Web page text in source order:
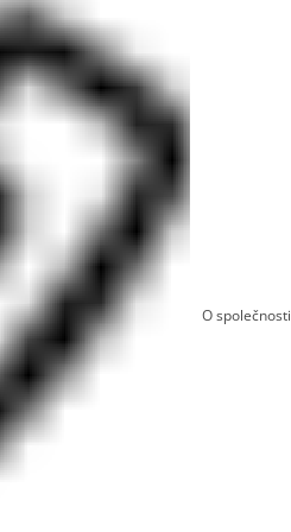
O společnosti